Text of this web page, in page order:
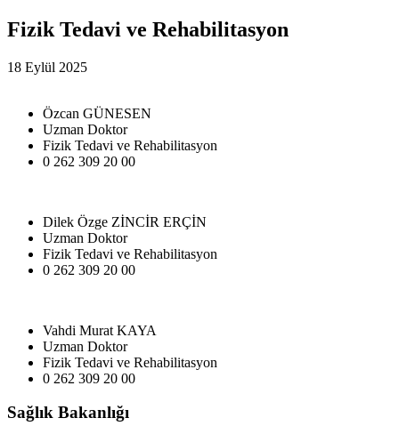
Fizik Tedavi ve Rehabilitasyon
18 Eylül 2025
Özcan GÜNESEN
Uzman Doktor
Fizik Tedavi ve Rehabilitasyon
0 262 309 20 00
Dilek Özge ZİNCİR ERÇİN
Uzman Doktor
Fizik Tedavi ve Rehabilitasyon
0 262 309 20 00
Vahdi Murat KAYA
Uzman Doktor
Fizik Tedavi ve Rehabilitasyon
0 262 309 20 00
Sağlık Bakanlığı